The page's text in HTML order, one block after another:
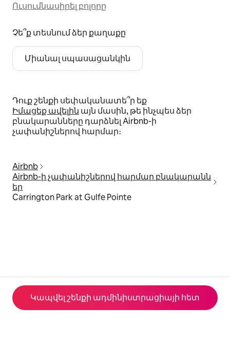
Կապվել շենքի ադմինիստրացիայի հետ
Ուսումնասիրել բոլորը
Չե՞ք տեսնում ձեր քաղաքը
Միանալ սպասացանկին
Դուք շենքի սեփականատե՞ր եք
Իմացեք ավելին այն մասին, թե ինչպես ձեր
բնակարանները դարձնել Airbnb-ի
չափանիշներով հարմար։
Airbnb
Airbnb-ի չափանիշներով հարմար բնակարանն
եր
Carrington Park at Gulfe Pointe